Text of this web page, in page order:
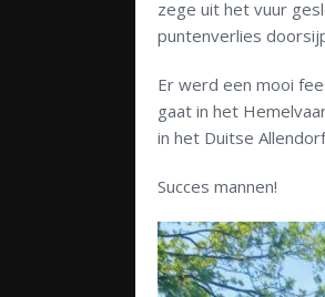
zege uit het vuur
puntenverlies
Er werd een mooi
gaat in het
in het Duitse
Succes mannen!